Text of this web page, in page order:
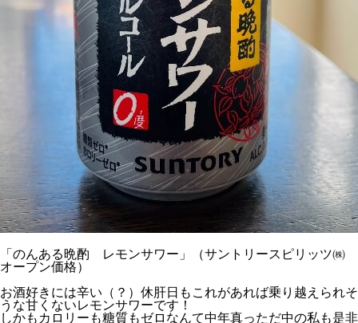
「のんある晩酌 レモンサワー」（サントリースピリッツ㈱
オープン価格）
お酒好きには辛い（？）休肝日もこれがあれば乗り越えられそ
うな甘くないレモンサワーです！
しかもカロリーも糖質もゼロなんて中年真っただ中の私も是非